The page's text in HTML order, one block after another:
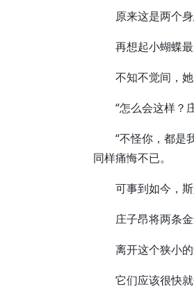
原来这是两个身
再想起小蝴蝶最
不知不觉间，她
“怎么会这样？庄
“不怪你，都是我
同样痛悔不已。
可事到如今，斯
庄子昂将两条金
离开这个狭小的
它们应该很快就